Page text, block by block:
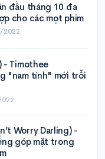
đầu tháng 10 đa
cho các mọt phim
2022
- Timothee
"nam tính" mới trỗi
Worry Darling) -
góp mặt trong